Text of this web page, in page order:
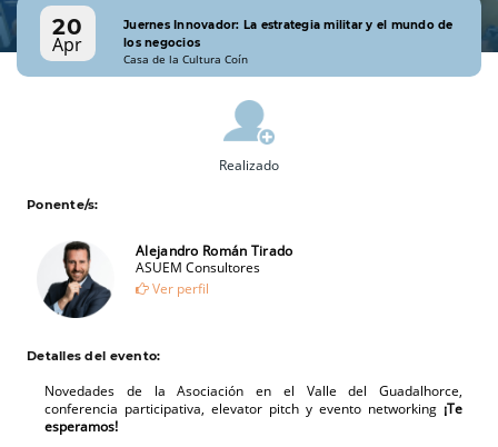
20
Apr
Juernes Innovador: La estrategia militar y el mundo de
los negocios
Casa de la Cultura Coín
Realizado
Ponente/s:
Alejandro Román Tirado
ASUEM Consultores
Ver perfil
Detalles del evento:
Novedades de la Asociación en el Valle del Guadalhorce,
conferencia participativa, elevator pitch y evento networking ¡Te
esperamos!